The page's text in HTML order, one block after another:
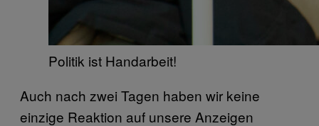
Politik ist Handarbeit!
Auch nach zwei Tagen haben wir keine
einzige Reaktion auf unsere Anzeigen